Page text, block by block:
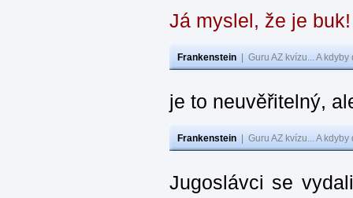
Já myslel, že je
Frankenstein Guru AZ kvízu... A
je to neuvěřitelný,
Frankenstein Guru AZ kvízu... A
Jugoslávci se